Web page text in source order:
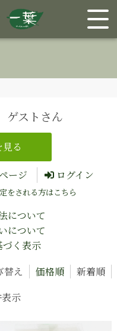
ストさん
ージ ログイン
をされる方はこちら
について
について
く表示
替え
価格順
新着順
表示